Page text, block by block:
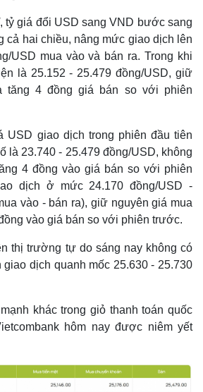
Multimedia
E-Magazine
Infographic
tỷ giá đổi USD sang VND bước sang
cả hai chiều, nâng mức giao dịch lên
USD mua vào và bán ra. Trong khi
là 25.152 - 25.479 đồng/USD, giữ
tăng 4 đồng giá bán so với phiên
USD giao dịch trong phiên đầu tiên
là 23.740 - 25.479 đồng/USD, không
4 đồng vào giá bán so với phiên
dịch ở mức 24.170 đồng/USD -
vào - bán ra), giữ nguyên giá mua
vào giá bán so với phiên trước.
thị trường tự do sáng nay không có
dịch quanh mốc 25.630 - 25.730
khác trong giỏ thanh toán quốc
hôm nay được niêm yết